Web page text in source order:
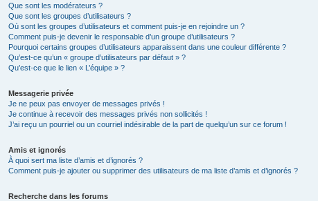
Que sont les modérateurs ?
Que sont les groupes d’utilisateurs ?
Où sont les groupes d’utilisateurs et comment puis-je en rejoindre un ?
Comment puis-je devenir le responsable d’un groupe d’utilisateurs ?
Pourquoi certains groupes d’utilisateurs apparaissent dans une couleur différente ?
Qu’est-ce qu’un « groupe d’utilisateurs par défaut » ?
Qu’est-ce que le lien « L’équipe » ?
Messagerie privée
Je ne peux pas envoyer de messages privés !
Je continue à recevoir des messages privés non sollicités !
J’ai reçu un pourriel ou un courriel indésirable de la part de quelqu’un sur ce forum !
Amis et ignorés
À quoi sert ma liste d’amis et d’ignorés ?
Comment puis-je ajouter ou supprimer des utilisateurs de ma liste d’amis et d’ignorés ?
Recherche dans les forums